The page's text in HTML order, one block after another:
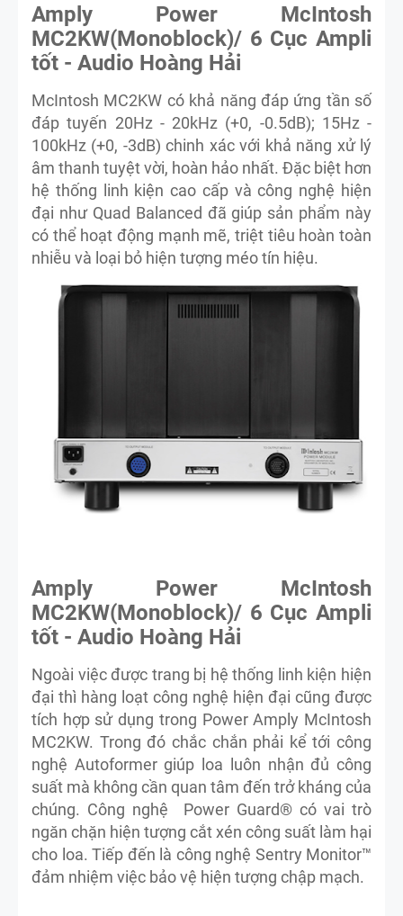
Amply Power McIntosh
MC2KW(Monoblock)/ 6 Cục Ampli
tốt - Audio Hoàng Hải
McIntosh MC2KW có khả năng đáp ứng tần số
đáp tuyến 20Hz - 20kHz (+0, -0.5dB); 15Hz -
100kHz (+0, -3dB) chinh xác với khả năng xử lý
âm thanh tuyệt vời, hoàn hảo nhất. Đặc biệt hơn
hệ thống linh kiện cao cấp và công nghệ hiện
đại như Quad Balanced đã giúp sản phẩm này
có thể hoạt động mạnh mẽ, triệt tiêu hoàn toàn
nhiễu và loại bỏ hiện tượng méo tín hiệu.
Amply Power McIntosh
MC2KW(Monoblock)/ 6 Cục Ampli
tốt - Audio Hoàng Hải
Ngoài việc được trang bị hệ thống linh kiện hiện
đại thì hàng loạt công nghệ hiện đại cũng được
tích hợp sử dụng trong Power Amply McIntosh
MC2KW. Trong đó chắc chắn phải kể tới công
nghệ Autoformer giúp loa luôn nhận đủ công
suất mà không cần quan tâm đến trở kháng của
chúng. Công nghệ Power Guard® có vai trò
ngăn chặn hiện tượng cắt xén công suất làm hại
cho loa. Tiếp đến là công nghệ Sentry Monitor™
đảm nhiệm việc bảo vệ hiện tượng chập mạch.